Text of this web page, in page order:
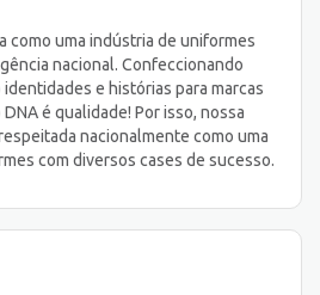
como uma indústria de uniformes
nacional. Confeccionando
e histórias para marcas
é qualidade! Por isso, nossa
nacionalmente como uma
com diversos cases de sucesso.